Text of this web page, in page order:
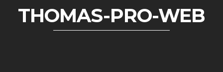
THOMAS-PRO-WEB